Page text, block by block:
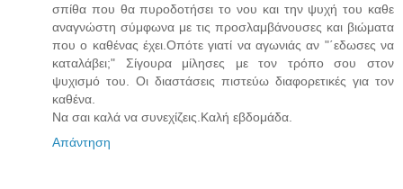
σπίθα που θα πυροδοτήσει το νου και την ψυχή του καθε
αναγνώστη σύμφωνα με τις προσλαμβάνουσες και βιώματα
που ο καθένας έχει.Οπότε γιατί να αγωνιάς αν "΄εδωσες να
καταλάβει;" Σίγουρα μίλησες με τον τρόπο σου στον
ψυχισμό του. Οι διαστάσεις πιστεύω διαφορετικές για τον
καθένα.
Να σαι καλά να συνεχίζεις.Καλή εβδομάδα.
Απάντηση